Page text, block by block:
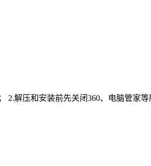
解压和安装前先关闭360、电脑管家